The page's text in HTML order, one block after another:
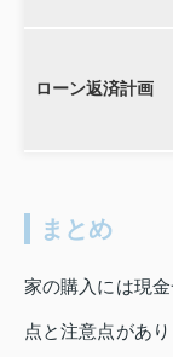
ローン返済計画
まとめ
家の購入には現
点と注意点があ